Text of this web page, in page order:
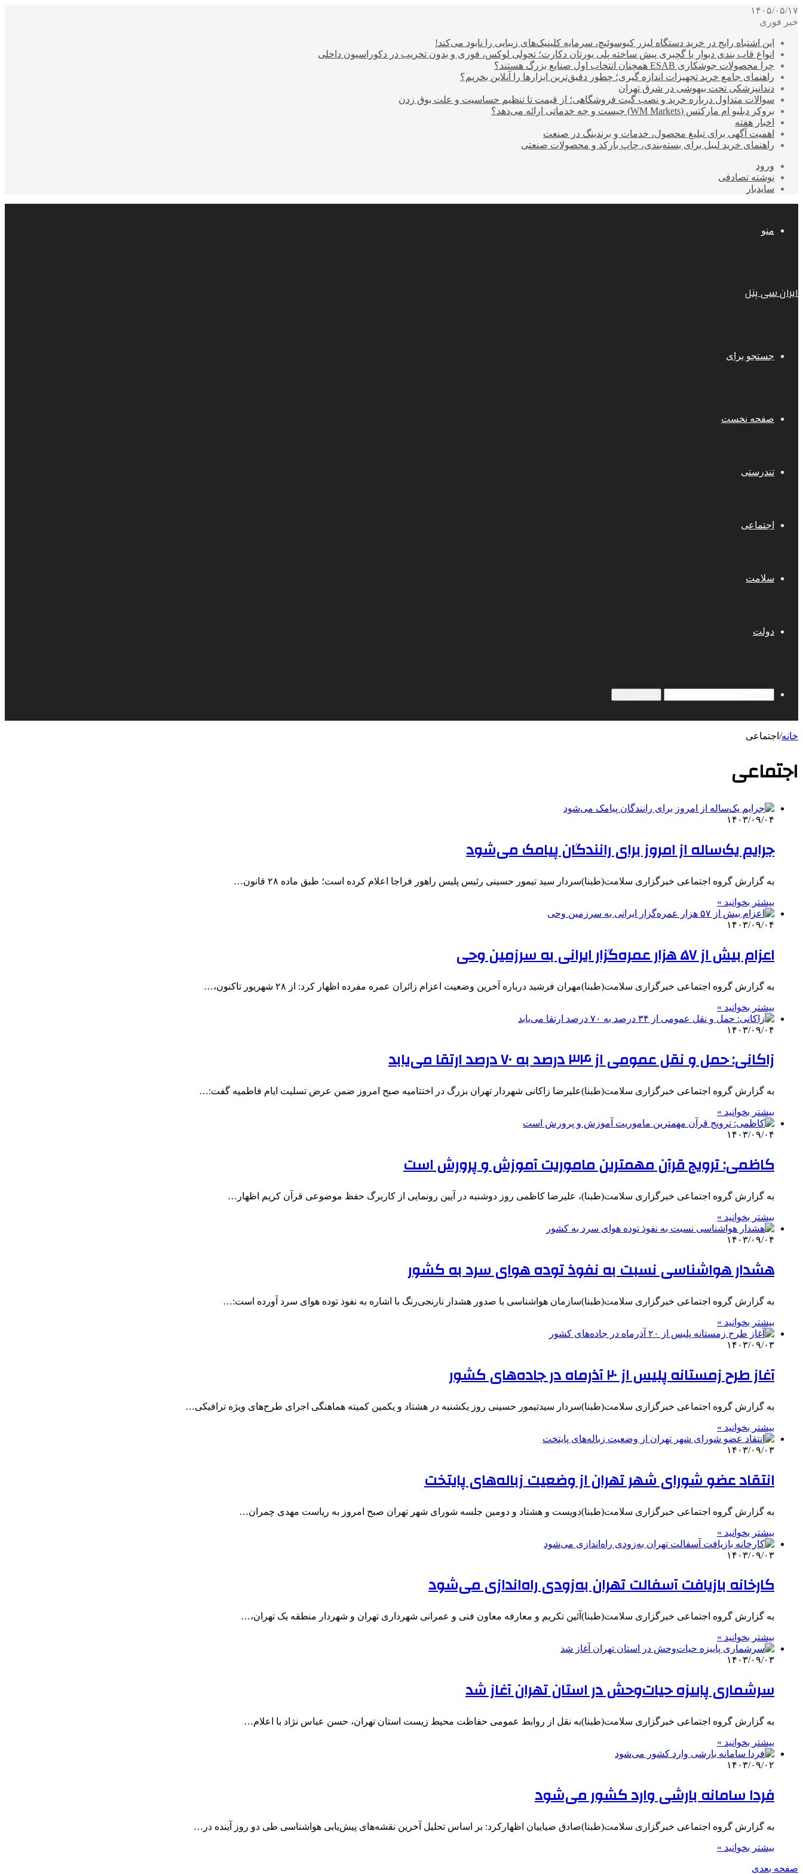
۱۴۰۵/۰۵/۱۷
خبر فوری
این اشتباه رایج در خرید دستگاه لیزر کیوسوئیچ، سرمایه کلینیک‌های زیبایی را نابود می‌کند!
انواع قاب بندی دیوار با گچبری پیش ساخته پلی یورتان دکارت؛ تحولی لوکس، فوری و بدون تخریب در دکوراسیون داخلی
چرا محصولات جوشکاری ESAB همچنان انتخاب اول صنایع بزرگ هستند؟
راهنمای جامع خرید تجهیزات اندازه گیری؛ چطور دقیق‌ترین ابزارها را آنلاین بخریم؟
دندانپزشکی تحت بیهوشی در شرق تهران
سوالات متداول درباره خرید و نصب گیت فروشگاهی؛ از قیمت تا تنظیم حساسیت و علت بوق زدن
بروکر دبلیو ام مارکتس (WM Markets) چیست و چه خدماتی ارائه می‌دهد؟
اخبار هفته
اهمیت آگهی برای تبلیغ محصول، خدمات و برندینگ در صنعت
راهنمای خرید لیبل برای بسته‌بندی، چاپ بارکد و محصولات صنعتی
ورود
نوشته تصادفی
سایدبار
منو
ایران سی پنل
جستجو برای
صفحه نخست
تندرستی
اجتماعی
سلامت
دولت
خانه/ اجتماعی
اجتماعی
۱۴۰۳/۰۹/۰۴
جرایم یک‌ساله از امروز برای رانندگان پیامک می‌شود
به گزارش گروه اجتماعی خبرگزاری سلامت(طبنا)سردار سید تیمور حسینی رئیس پلیس راهور فراجا اعلام کرده است؛ طبق ماده ۲۸ قانون…
بیشتر بخوانید »
۱۴۰۳/۰۹/۰۴
اعزام بیش از ۵۷ هزار عمره‌گزار ایرانی به سرزمین وحی
به گزارش گروه اجتماعی خبرگزاری سلامت(طبنا)مهران فرشید درباره آخرین وضعیت اعزام زائران عمره مفرده اظهار کرد: از ۲۸ شهریور تاکنون،…
بیشتر بخوانید »
۱۴۰۳/۰۹/۰۴
زاکانی: حمل و نقل عمومی از ۳۴ درصد به ۷۰ درصد ارتقا می‌یابد
به گزارش گروه اجتماعی خبرگزاری سلامت(طبنا)علیرضا زاکانی شهردار تهران بزرگ در اختتامیه صبح امروز ضمن عرض تسلیت ایام فاطمیه گفت:…
بیشتر بخوانید »
۱۴۰۳/۰۹/۰۴
کاظمی: ترویج قرآن مهمترین ماموریت آموزش و پرورش است
به گزارش گروه اجتماعی خبرگزاری سلامت(طبنا)، علیرضا کاظمی روز دوشنبه در آیین رونمایی از کاربرگ حفظ موضوعی قرآن کریم اظهار…
بیشتر بخوانید »
۱۴۰۳/۰۹/۰۴
هشدار هواشناسی نسبت به نفوذ توده هوای سرد به کشور
به گزارش گروه اجتماعی خبرگزاری سلامت(طبنا)سازمان هواشناسی با صدور هشدار نارنجی‌رنگ با اشاره به نفوذ توده هوای سرد آورده است:…
بیشتر بخوانید »
۱۴۰۳/۰۹/۰۳
آغاز طرح زمستانه پلیس از ۲۰ آذرماه در جاده‌های کشور
به گزارش گروه اجتماعی خبرگزاری سلامت(طبنا)سردار سیدتیمور حسینی روز یکشنبه در هشتاد و یکمین کمیته هماهنگی اجرای طرح‌های ویژه ترافیکی…
بیشتر بخوانید »
۱۴۰۳/۰۹/۰۳
انتقاد عضو شورای شهر تهران از وضعیت زباله‌های پایتخت
به گزارش گروه اجتماعی خبرگزاری سلامت(طبنا)دویست و هشتاد و دومین جلسه شورای شهر تهران صبح امروز به ریاست مهدی چمران…
بیشتر بخوانید »
۱۴۰۳/۰۹/۰۳
کارخانه بازیافت آسفالت تهران به‌زودی راه‌اندازی می‌شود
به گزارش گروه اجتماعی خبرگزاری سلامت(طبنا)آئین تکریم و معارفه معاون فنی و عمرانی شهرداری تهران و شهردار منطقه یک تهران،…
بیشتر بخوانید »
۱۴۰۳/۰۹/۰۳
سرشماری پاییزه حیات‌وحش در استان تهران آغاز شد
به گزارش گروه اجتماعی خبرگزاری سلامت(طبنا)به نقل از روابط عمومی حفاظت محیط زیست استان تهران، حسن عباس نژاد با اعلام…
بیشتر بخوانید »
۱۴۰۳/۰۹/۰۲
فردا سامانه بارشی وارد کشور می‌شود
به گزارش گروه اجتماعی خبرگزاری سلامت(طبنا)صادق ضیاییان اظهارکرد: بر اساس تحلیل آخرین نقشه‌های پیش‌یابی هواشناسی طی دو روز آینده در…
بیشتر بخوانید »
صفحه بعدی